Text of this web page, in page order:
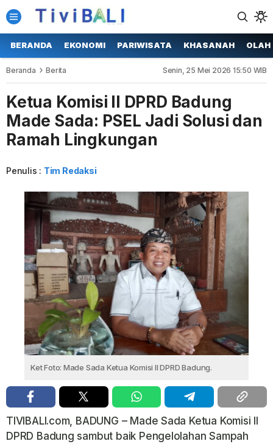
BERANDA EKONOMI PARIWISATA KHASANAH OLAH
Beranda Berita Senin, 25 Mei 2026 15:50 WIB
Ketua Komisi II DPRD Badung
Made Sada: PSEL Jadi Solusi dan
Ramah Lingkungan
Penulis : Tim Redaksi
Ket Foto: Made Sada Ketua Komisi II DPRD Badung.
TIVIBALI.com, BADUNG – Made Sada Ketua Komisi II
DPRD Badung sambut baik Pengelolahan Sampah